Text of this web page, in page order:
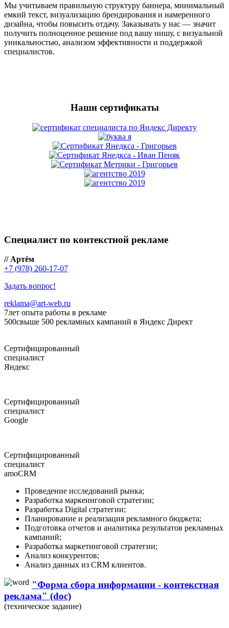
Мы учитываем правильную структуру баннера, минимальный
емкий текст, визуализацию брендирования и намеренного
дизайна, чтобы повысить отдачу. Заказывать у нас — значит
получить полноценное решение под вашу нишу, с визуальной
уникальностью, анализом эффективности и поддержкой
специалистов.
Наши сертификаты
Специалист по контекстной рекламе
// Артём
+7 (978) 260-17-07
Задать вопрос!
reklama@art-web.ru
7лет опыта работы в рекламе
500свыше 500 рекламных кампаний в Яндекс Директ
Сертифицированный
специалист
Яндекс
Сертифицированный
специалист
Google
Сертифицированный
специалист
amoCRM
Проведение исследований рынка;
Разработка маркеинговой стратегии;
Разработка Digital стратегии;
Планирование и реализация рекламного бюджета;
Подготовка отчетов и аналитика результатов рекламных
кампаний;
Разработка маркетинговой стратегии;
Анализ конкурентов;
Анализ данных из CRM клиентов.
"Форма сбора информации - контекстная
реклама" (doc)
(техническое задание)